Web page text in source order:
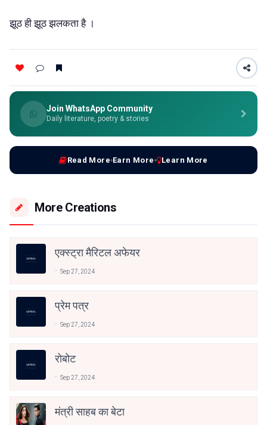
झूठ ही झूठ झलकता है ।
Join WhatsApp Community
Daily literature, poetry & stories
Read More Earn More Learn More
More Creations
एक्स्ट्रा मैरिटल अफेयर
Sep 27, 2024
प्रेम पत्र
Sep 27, 2024
रोबोट
Sep 27, 2024
मंत्री साहब का बेटा